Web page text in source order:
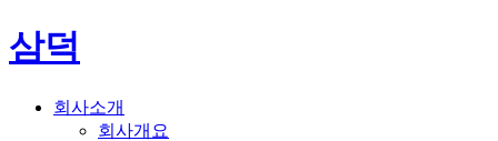
삼덕
회사소개
회사개요